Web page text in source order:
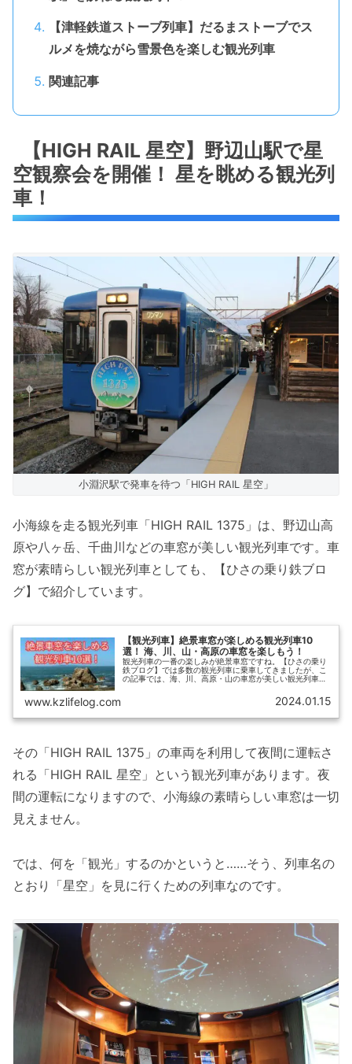
【津軽鉄道ストーブ列車】だるまストーブでス
ルメを焼ながら雪景色を楽しむ観光列車
関連記事
【HIGH RAIL 星空】野辺山駅で星
空観察会を開催！ 星を眺める観光列
車！
小淵沢駅で発車を待つ「HIGH RAIL 星空」
小海線を走る観光列車「HIGH RAIL 1375」は、野辺山高
原や八ヶ岳、千曲川などの車窓が美しい観光列車です。車
窓が素晴らしい観光列車としても、【ひさの乗り鉄ブロ
グ】で紹介しています。
【観光列車】絶景車窓が楽しめる観光列車10
選！ 海、川、山・高原の車窓を楽しもう！
観光列車の一番の楽しみが絶景車窓ですね。【ひさの乗り
鉄ブログ】では多数の観光列車に乗車してきましたが、こ
の記事では、海、川、高原・山の車窓が美しい観光列車を
www.kzlifelog.com 2024.01.15
その「HIGH RAIL 1375」の車両を利用して夜間に運転さ
れる「HIGH RAIL 星空」という観光列車があります。夜
間の運転になりますので、小海線の素晴らしい車窓は一切
見えません。
では、何を「観光」するのかというと……そう、列車名の
とおり「星空」を見に行くための列車なのです。